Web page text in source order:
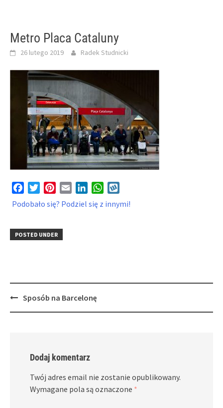
Metro Placa Cataluny
26 lutego 2019 Radek Studnicki
FacebookTwitterPinterest
Email LinkedInWhatsApp
Podobało się? Podziel się z innymi!
POSTED UNDER
PostSposób na Barcelonę
Dodaj komentarz
Twój adres email nie zostanie opublikowany.
Wymagane pola są oznaczone *